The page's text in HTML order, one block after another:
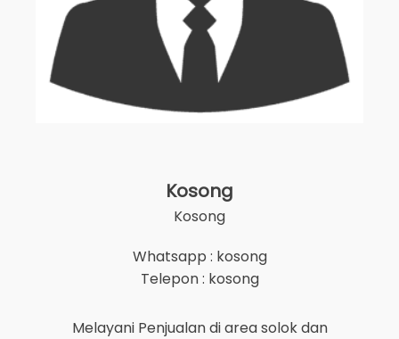
Kosong
Kosong
Whatsapp : kosong
Telepon : kosong
Melayani Penjualan di areasolokdan